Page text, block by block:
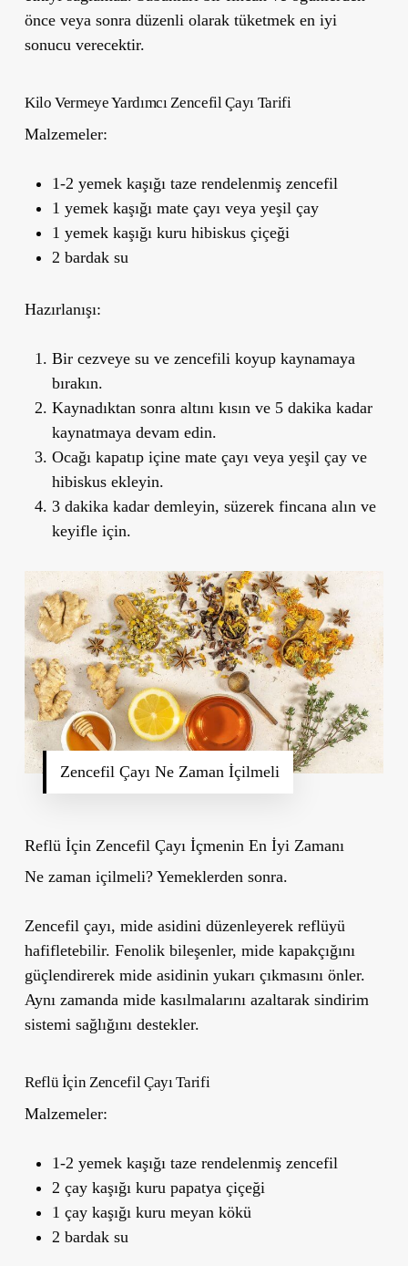
önce veya sonra düzenli olarak tüketmek en iyi
sonucu verecektir.
Kilo Vermeye Yardımcı Zencefil Çayı Tarifi
Malzemeler:
1-2 yemek kaşığı taze rendelenmiş zencefil
1 yemek kaşığı mate çayı veya yeşil çay
1 yemek kaşığı kuru hibiskus çiçeği
2 bardak su
Hazırlanışı:
Bir cezveye su ve zencefili koyup kaynamaya
bırakın.
Kaynadıktan sonra altını kısın ve 5 dakika kadar
kaynatmaya devam edin.
Ocağı kapatıp içine mate çayı veya yeşil çay ve
hibiskus ekleyin.
3 dakika kadar demleyin, süzerek fincana alın ve
keyifle için.
Zencefil Çayı Ne Zaman İçilmeli
Reflü İçin Zencefil Çayı İçmenin En İyi Zamanı
Ne zaman içilmeli?Yemeklerden sonra.
Zencefil çayı, mide asidini düzenleyerek reflüyü
hafifletebilir. Fenolik bileşenler, mide kapakçığını
güçlendirerek mide asidinin yukarı çıkmasını önler.
Aynı zamanda mide kasılmalarını azaltarak sindirim
sistemi sağlığını destekler.
Reflü İçin Zencefil Çayı Tarifi
Malzemeler:
1-2 yemek kaşığı taze rendelenmiş zencefil
2 çay kaşığı kuru papatya çiçeği
1 çay kaşığı kuru meyan kökü
2 bardak su